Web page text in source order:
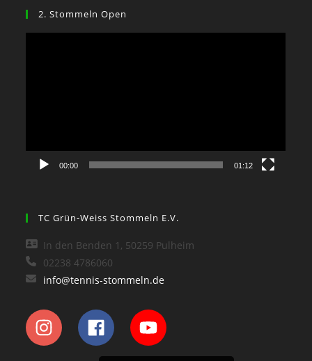
2. Stommeln Open
00:00 01:12
TC Grün-Weiss Stommeln E.V.
In den Benden 1, 50259 Pulheim
02238 4786060
info@tennis-stommeln.de